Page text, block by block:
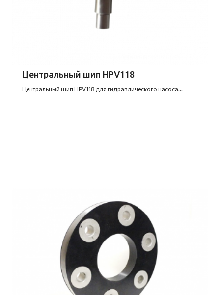
Центральный шип HPV118
Центральный шип HPV118 для гидравлического насоса...